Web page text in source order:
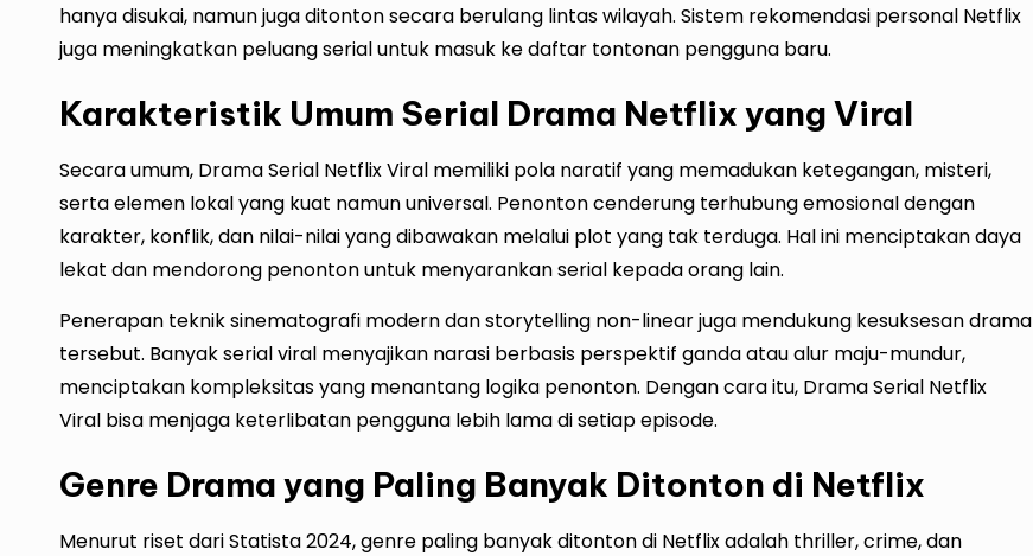
hanya disukai, namun juga ditonton secara berulang lintas wilayah. Sistem rekomendasi personal Netflix
juga meningkatkan peluang serial untuk masuk ke daftar tontonan pengguna baru.
Karakteristik Umum Serial Drama Netflix yang Viral
Secara umum, Drama Serial Netflix Viral memiliki pola naratif yang memadukan ketegangan, misteri,
serta elemen lokal yang kuat namun universal. Penonton cenderung terhubung emosional dengan
karakter, konflik, dan nilai-nilai yang dibawakan melalui plot yang tak terduga. Hal ini menciptakan daya
lekat dan mendorong penonton untuk menyarankan serial kepada orang lain.
Penerapan teknik sinematografi modern dan storytelling non-linear juga mendukung kesuksesan drama
tersebut. Banyak serial viral menyajikan narasi berbasis perspektif ganda atau alur maju-mundur,
menciptakan kompleksitas yang menantang logika penonton. Dengan cara itu, Drama Serial Netflix
Viral bisa menjaga keterlibatan pengguna lebih lama di setiap episode.
Genre Drama yang Paling Banyak Ditonton di Netflix
Menurut riset dari Statista 2024, genre paling banyak ditonton di Netflix adalah thriller, crime, dan